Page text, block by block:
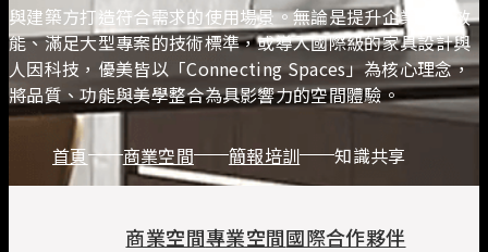
優美服務
人才招募
聯絡我們
與建築方打造符合需求的使用場景。無論是提升企業協作效
能、滿足大型專案的技術標準，或導入國際級的家具設計與
人因科技，優美皆以「Connecting Spaces」為核心理念，
將品質、功能與美學整合為具影響力的空間體驗。
首頁 商業空間 簡報培訓 知識共享
商業空間專業空間國際合作夥伴